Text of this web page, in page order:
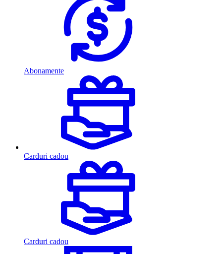
Abonamente
Carduri cadou
Carduri cadou